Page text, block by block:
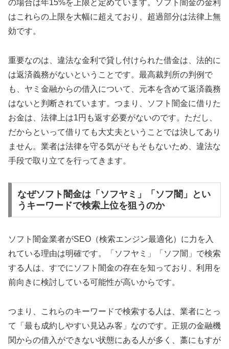
の場合は年15%を上限と定めています。ソフト闇金の金利
はこれらの上限を大幅に超えており、超過部分は法律上無
効です。
重要なのは、違法な金利で貸し付けられた借金は、法的に
は返済義務がないということです。最高裁判所の判例で
も、ヤミ金融からの借入について、元本を含めて返済義務
はないと判断されています。つまり、ソフト闇金に借りた
お金は、法律上は1円も返す必要がないのです。ただし、
だからといって借りても大丈夫ということでは決してあり
ません。業者は法律を守る気がそもそもないため、違法な
手段で取り立てを行ってきます。
なぜソフト闇金は「ソフヤミ」「ソフ闇」とい
うキーワードで検索上位を狙うのか
ソフト闇金業者がSEO（検索エンジン最適化）に力を入
れている理由は明確です。「ソフヤミ」「ソフ闇」で検索
する人は、すでにソフト闇金の存在を知っており、利用を
前向きに検討している可能性が高いからです。
つまり、これらのキーワードで検索する人は、業者にとっ
て「最も成約しやすい見込み客」なのです。正規の金融機
関からの借入ができない状態にある人が多く、藁にもすが